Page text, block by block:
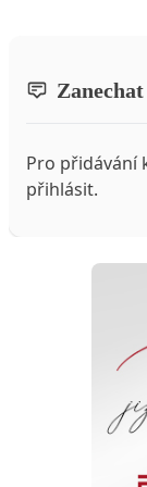
Pro přidávání
přihlásit.